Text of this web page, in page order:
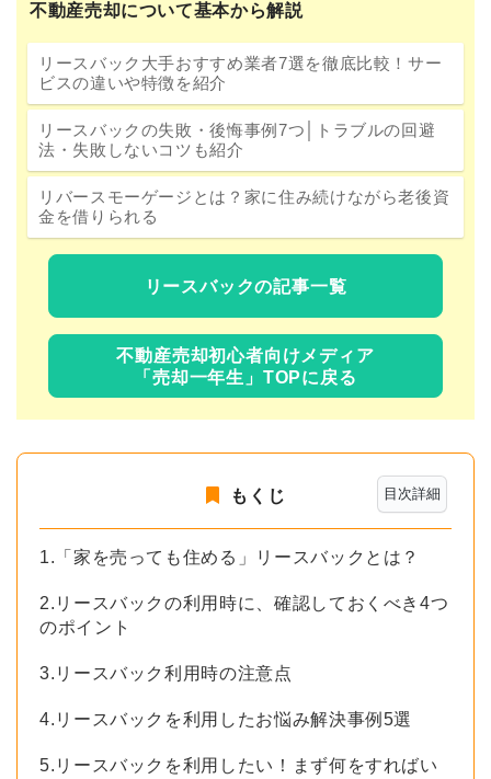
不動産売却について基本から解説
リースバック大手おすすめ業者7選を徹底比較！サー
ビスの違いや特徴を紹介
リースバックの失敗・後悔事例7つ│トラブルの回避
法・失敗しないコツも紹介
リバースモーゲージとは？家に住み続けながら老後資
金を借りられる
リースバックの記事一覧
不動産売却初心者向けメディア
「売却一年生」TOPに戻る
目次詳細
もくじ
1.「家を売っても住める」リースバックとは？
2.リースバックの利用時に、確認しておくべき4つ
のポイント
3.リースバック利用時の注意点
4.リースバックを利用したお悩み解決事例5選
5.リースバックを利用したい！まず何をすればい